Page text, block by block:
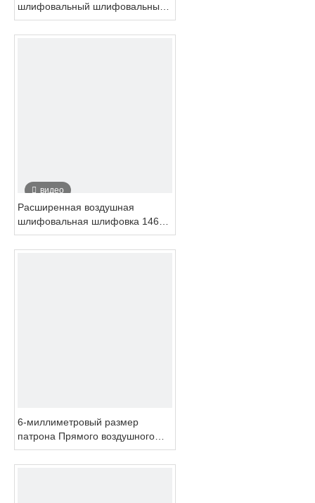
шлифовальный шлифовальный
камень с расширенным
шпиндером Оптовой фабрики
видео
Расширенная воздушная
шлифовальная шлифовка 14600
об / мин Оптовая фабрика PS-
3H
6-миллиметровый размер
патрона Прямого воздушного
матрица Инструмент PS-380